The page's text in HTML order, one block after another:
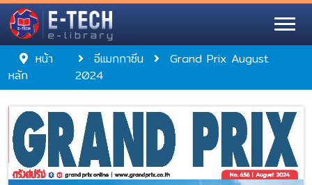
หน้า
หลัก
อีแมกกาซีน
Grand Prix August
2024